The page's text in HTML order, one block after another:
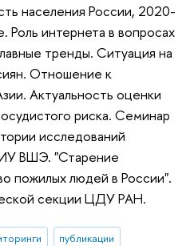
населения России, 2020-
Роль интернета в вопросах
тренды. Ситуация на
Отношение к
Актуальность оценки
риска. Семинар
исследований
ВШЭ. "Старение
пожилых людей в России".
секции ЦДУ РАН.
публикации